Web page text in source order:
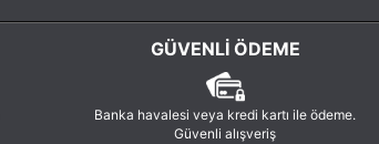
GÜVENLI ÖDEME
Banka havalesi veya kredi kartı ile ödeme.
Güvenli alışveriş